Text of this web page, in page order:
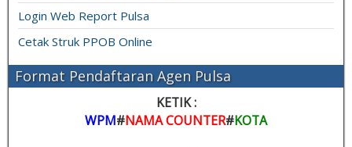
Login Web Report Pulsa
Cetak Struk PPOB Online
Format Pendaftaran Agen Pulsa
KETIK :
WPM#NAMA COUNTER#KOTA